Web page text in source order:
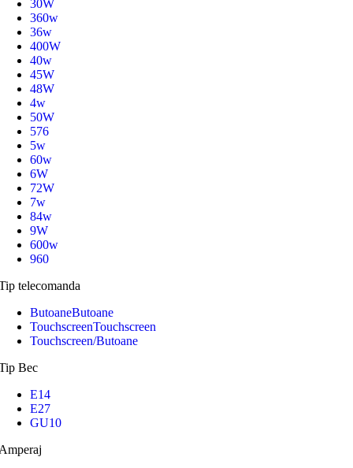
30W
360w
36w
400W
40w
45W
48W
4w
50W
576
5w
60w
6W
72W
7w
84w
9W
600w
960
telecomanda
ButoaneButoane
TouchscreenTouchscreen
Touchscreen/Butoane
Bec
E14
E27
GU10